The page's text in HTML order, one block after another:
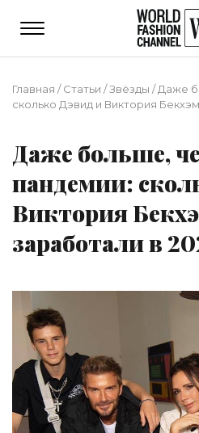
Главная /Статьи /Звёзды /Даже
сколько Дэвид и Виктория
Даже больше,
пандемии:
Виктория
заработали в